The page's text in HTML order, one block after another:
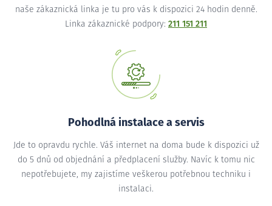
naše zákaznická linka je tu pro vás k dispozici 24 hodin denně.
Linka zákaznické podpory: 211 151 211
Pohodlná instalace a servis
Jde to opravdu rychle. Váš internet na doma bude k dispozici už
do 5 dnů od objednání a předplacení služby. Navíc k tomu nic
nepotřebujete, my zajistíme veškerou potřebnou techniku i
instalaci.